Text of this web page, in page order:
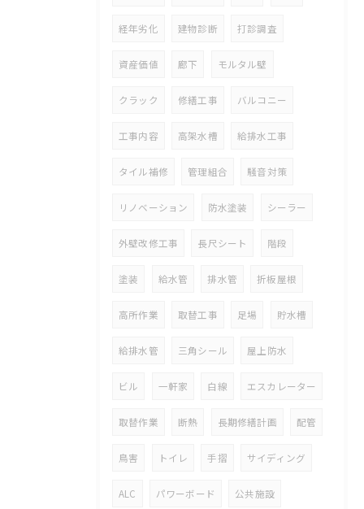
経年劣化 建物診断 打診調査
資産価値 廊下 モルタル壁
クラック 修繕工事 バルコニー
工事内容 高架水槽 給排水工事
タイル補修 管理組合 騒音対策
リノベーション 防水塗装 シーラー
外壁改修工事 長尺シート 階段
塗装 給水管 排水管 折板屋根
高所作業 取替工事 足場 貯水槽
給排水管 三角シール 屋上防水
ビル 一軒家 白線 エスカレーター
取替作業 断熱 長期修繕計画 配管
鳥害 トイレ 手摺 サイディング
ALC パワーボード 公共施設